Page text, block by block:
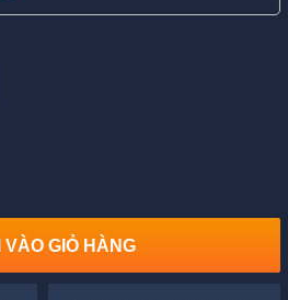
VÀO GIỎ HÀNG